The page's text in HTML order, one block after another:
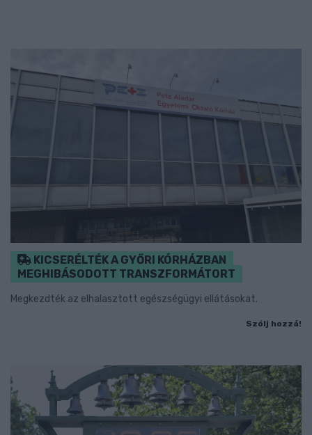
KICSERÉLTÉK A GYŐRI KÓRHÁZBAN
MEGHIBÁSODOTT TRANSZFORMÁTORT
Megkezdték az elhalasztott egészségügyi ellátásokat.
Szólj hozzá!